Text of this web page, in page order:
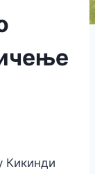
Кикинди